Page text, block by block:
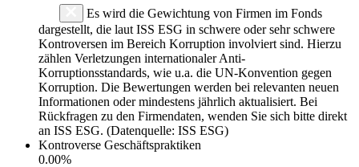
Es wird die Gewichtung von Firmen im Fonds
dargestellt, die laut ISS ESG in schwere oder sehr schwere
Kontroversen im Bereich Korruption involviert sind. Hierzu
zählen Verletzungen internationaler Anti-
Korruptionsstandards, wie u.a. die UN-Konvention gegen
Korruption. Die Bewertungen werden bei relevanten neuen
Informationen oder mindestens jährlich aktualisiert. Bei
Rückfragen zu den Firmendaten, wenden Sie sich bitte direkt
an ISS ESG. (Datenquelle: ISS ESG)
Kontroverse Geschäftspraktiken
0.00%